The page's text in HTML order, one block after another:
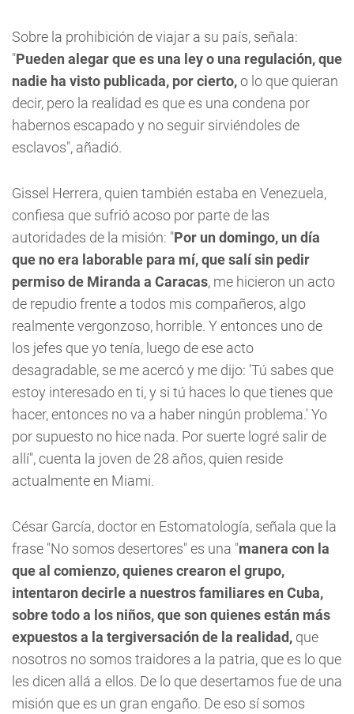
Sobre la prohibición de viajar a su país, señala:
"Pueden alegar que es una ley o una regulación, que
nadie ha visto publicada, por cierto,o lo que quieran
decir, pero la realidad es que es una condena por
habernos escapado y no seguir sirviéndoles de
esclavos", añadió.
Gissel Herrera, quien también estaba en Venezuela,
confiesa que sufrió acoso por parte de las
autoridades de la misión: "Por un domingo, un día
que no era laborable para mí, que salí sin pedir
permiso de Miranda a Caracas, me hicieron un acto
de repudio frente a todos mis compañeros, algo
realmente vergonzoso, horrible. Y entonces uno de
los jefes que yo tenía, luego de ese acto
desagradable, se me acercó y me dijo: 'Tú sabes que
estoy interesado en ti, y si tú haces lo que tienes que
hacer, entonces no va a haber ningún problema.' Yo
por supuesto no hice nada. Por suerte logré salir de
allí", cuenta la joven de 28 años, quien reside
actualmente en Miami.
César García, doctor en Estomatología, señala que la
frase "No somos desertores" es una "manera con la
que al comienzo, quienes crearon el grupo,
intentaron decirle a nuestros familiares en Cuba,
sobre todo a los niños, que son quienes están más
expuestos a la tergiversación de la realidad, que
nosotros no somos traidores a la patria, que es lo que
les dicen allá a ellos. De lo que desertamos fue de una
misión que es un gran engaño. De eso sí somos